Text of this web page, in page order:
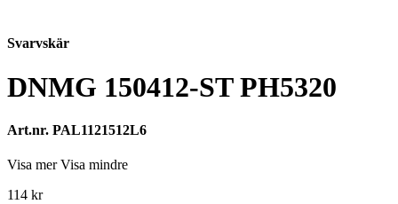
Svarvskär
DNMG 150412-ST PH5320
Art.nr. PAL1121512L6
Visa mer Visa mindre
114 kr